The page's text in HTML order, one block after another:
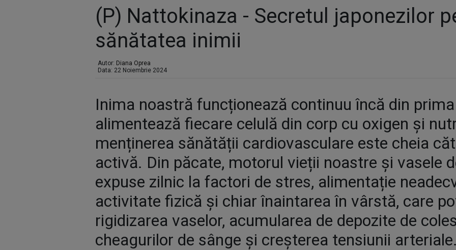
(P) Nattokinaza - Secretul japonezilor
sănătatea inimii
Autor: Diana Oprea
Data: 22 Noiembrie 2024
Inima noastră funcționează continuu încă din
alimentează fiecare celulă din corp cu oxigen și
menținerea sănătății cardiovasculare este cheia
activă. Din păcate, motorul vieții noastre și vasele
expuse zilnic la factori de stres, alimentație
activitate fizică și chiar înaintarea în vârstă, care
rigidizarea vaselor, acumularea de depozite de
cheagurilor de sânge și creșterea tensiunii